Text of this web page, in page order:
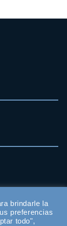
brindarle la
preferencias
todo",